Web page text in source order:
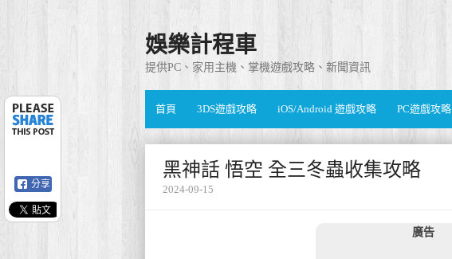
娛樂計程車
提供PC、家用主機、掌機遊戲攻略、新聞資訊
首頁 3DS遊戲攻略 iOS/Android 遊戲攻略 PC遊戲攻略
黑神話 悟空 全三冬蟲收集攻略
2024-09-15
廣告
分享